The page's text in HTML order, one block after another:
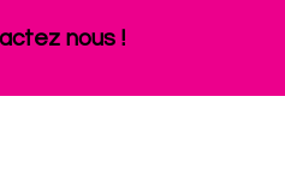
nous !